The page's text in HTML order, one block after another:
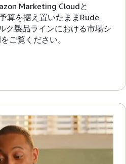
Marketing Cloudと
算を据え置いたままRude
ク製品ラインにおける市場シ
ご覧ください。